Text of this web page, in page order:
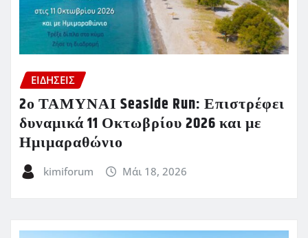
ΕΙΔΗΣΕΙΣ
2ο ΤΑΜΥΝΑΙ Seaside Run: Επιστρέφει
δυναμικά 11 Οκτωβρίου 2026 και με
Ημιμαραθώνιο
kimiforum Μάι 18, 2026